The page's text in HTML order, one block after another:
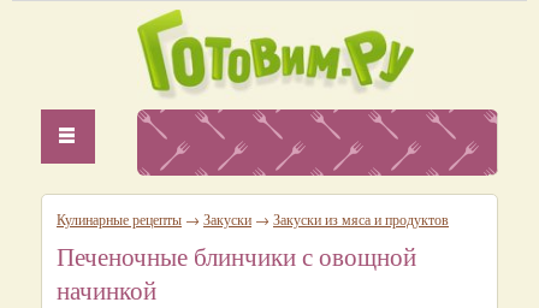
Кулинарные рецепты → Закуски → Закуски из мяса и продуктов
Печеночные блинчики с овощной
начинкой